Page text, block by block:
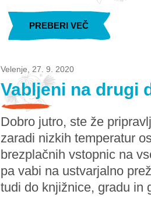
PREBERI VEČ
Velenje, 27. 9. 2020
Vabljeni na drugi
Dobro jutro, ste že
zaradi nizkih temperatur
brezplačnih vstopnic na
pa vabi na ustvarjalno
tudi do knjižnice, gradu in